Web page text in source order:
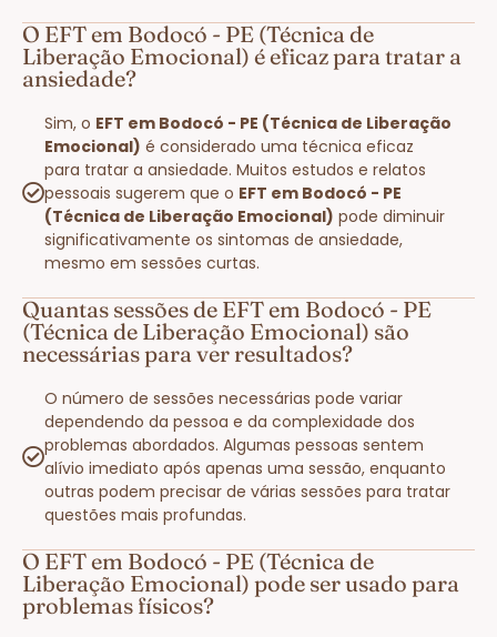
O EFT em Bodocó - PE (Técnica de
Liberação Emocional) é eficaz para tratar a
ansiedade?
Sim, o EFT em Bodocó - PE (Técnica de Liberação
Emocional) é considerado uma técnica eficaz
para tratar a ansiedade. Muitos estudos e relatos
pessoais sugerem que o EFT em Bodocó - PE
(Técnica de Liberação Emocional) pode diminuir
significativamente os sintomas de ansiedade,
mesmo em sessões curtas.
Quantas sessões de EFT em Bodocó - PE
(Técnica de Liberação Emocional) são
necessárias para ver resultados?
O número de sessões necessárias pode variar
dependendo da pessoa e da complexidade dos
problemas abordados. Algumas pessoas sentem
alívio imediato após apenas uma sessão, enquanto
outras podem precisar de várias sessões para tratar
questões mais profundas.
O EFT em Bodocó - PE (Técnica de
Liberação Emocional) pode ser usado para
problemas físicos?